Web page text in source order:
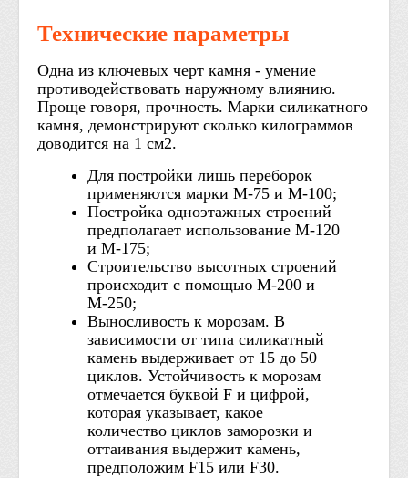
Технические параметры
Одна из ключевых черт камня - умение
противодействовать наружному влиянию.
Проще говоря, прочность. Марки силикатного
камня, демонстрируют сколько килограммов
доводится на 1 см2.
Для постройки лишь переборок
применяются марки М-75 и М-100;
Постройка одноэтажных строений
предполагает использование М-120
и М-175;
Строительство высотных строений
происходит с помощью М-200 и
М-250;
Выносливость к морозам. В
зависимости от типа силикатный
камень выдерживает от 15 до 50
циклов. Устойчивость к морозам
отмечается буквой F и цифрой,
которая указывает, какое
количество циклов заморозки и
оттаивания выдержит камень,
предположим F15 или F30.